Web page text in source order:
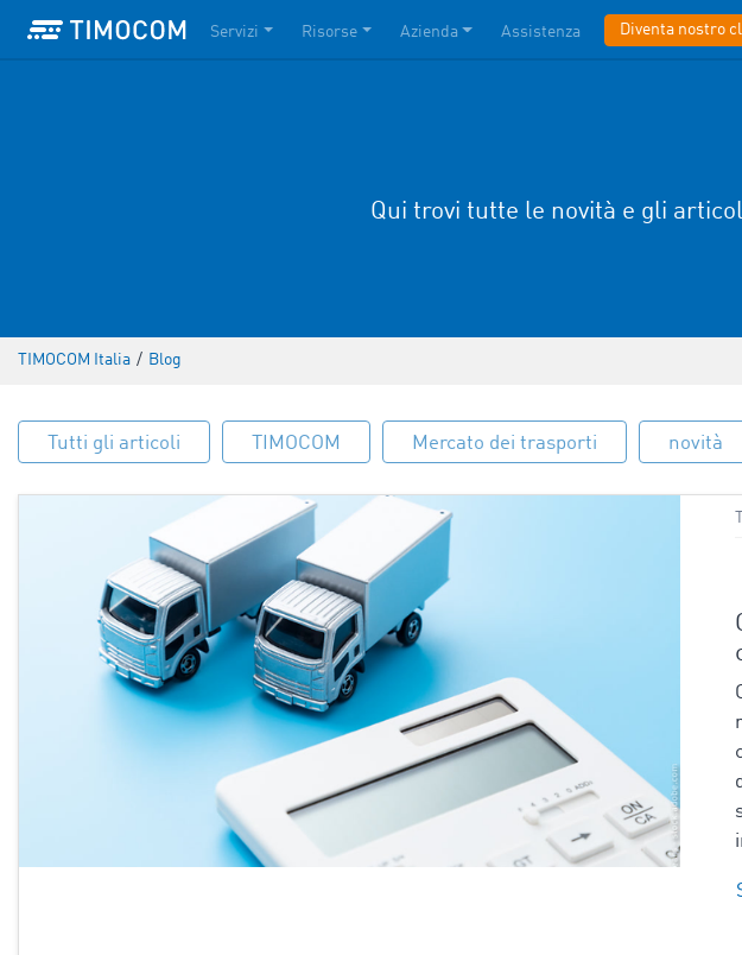
Servizi Risorse Azienda Assistenza Diventa nostro
Qui trovi tutte le novità e gli
TIMOCOM Italia / Blog
Tutti gli articoli TIMOCOM Mercato dei trasporti novità